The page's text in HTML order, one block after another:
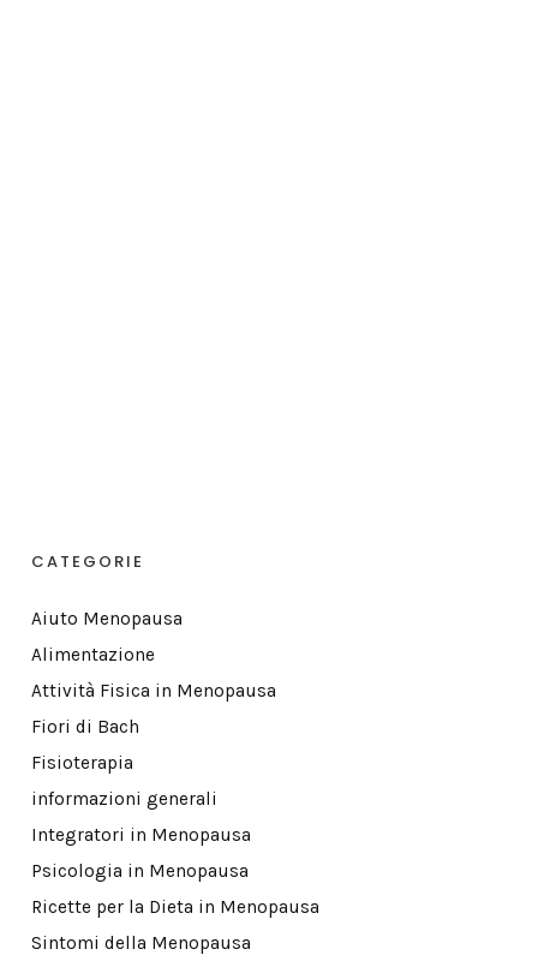
CATEGORIE
Aiuto Menopausa
Alimentazione
Attività Fisica in Menopausa
Fiori di Bach
Fisioterapia
informazioni generali
Integratori in Menopausa
Psicologia in Menopausa
Ricette per la Dieta in Menopausa
Sintomi della Menopausa